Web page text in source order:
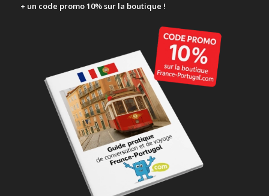
+ un code promo 10% sur la boutique !